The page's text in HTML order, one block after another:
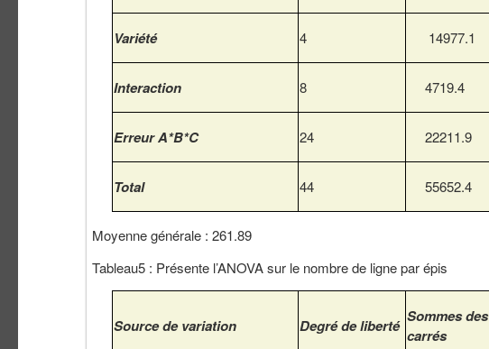
Variété 4 14977.1
Interaction 8 4719.4
Erreur A*B*C 24 22211.9
Total 44 55652.4
Moyenne générale : 261.89
Tableau5 : Présente l’ANOVA sur le nombre de ligne par épis
Source de variation Degré de liberté Sommes des
carrés